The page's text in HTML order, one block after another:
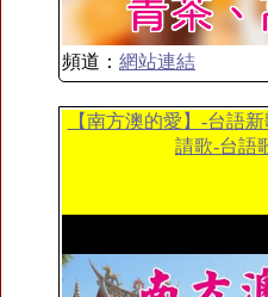
頻道： 網站連結
【南方澳的愛】-台語
請歌-台語